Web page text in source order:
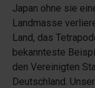
Japan ohne sie
Landmasse
Land, das
bekannteste
den Vereinigten
Deutschland.